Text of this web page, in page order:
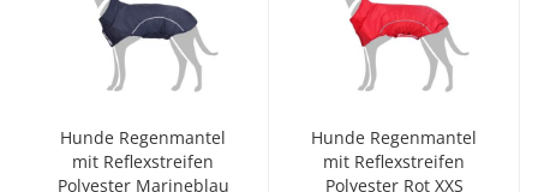
Hunde Regenmantel
mit Reflexstreifen
Polyester Marineblau
Hunde Regenmantel
mit Reflexstreifen
Polyester Rot XXS